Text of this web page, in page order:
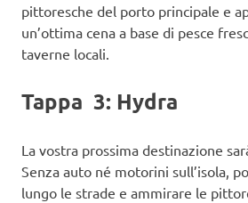
pittoresche del porto principale e
un’ottima cena a base di pesce
taverne locali.
Tappa 3: Hydra
La vostra prossima destinazione
Senza auto né motorini sull’isola,
lungo le strade e ammirare le